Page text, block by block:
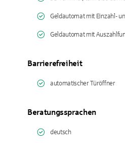
Geldautomat mit Einzahl-
Geldautomat mit
Barrierefreiheit
automatischer Türöffner
Beratungssprachen
deutsch